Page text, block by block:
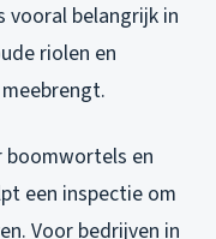
vooral belangrijk in
riolen en
boomwortels en
een inspectie om
Voor bedrijven in